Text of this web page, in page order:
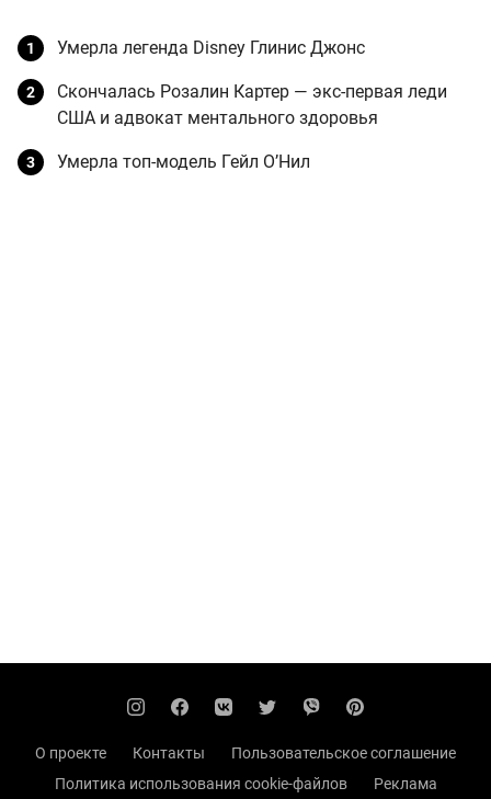
Умерла легенда Disney Глинис Джонс
Скончалась Розалин Картер — экс-первая леди
США и адвокат ментального здоровья
Умерла топ-модель Гейл О’Нил
О проекте Контакты
Пользовательское соглашение
Политика использования cookie-файлов
Реклама